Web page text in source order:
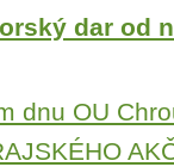
dar od
dnu OU